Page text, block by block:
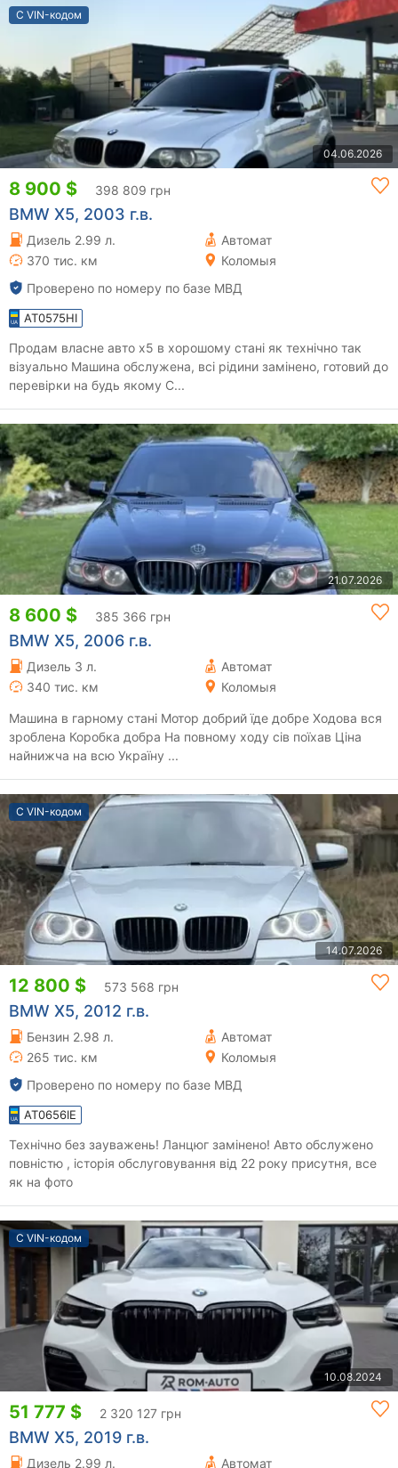
С VIN-кодом
04.06.2026
8 900 $ 398 809 грн
BMW X5, 2003 г.в.
Дизель 2.99 л.
Автомат
370 тис. км
Коломыя
Проверено по номеру по базе МВД
AT0575HI
Продам власне авто х5 в хорошому стані як технічно так
візуально Машина обслужена, всі рідини замінено, готовий до
перевірки на будь якому С...
21.07.2026
8 600 $ 385 366 грн
BMW X5, 2006 г.в.
Дизель 3 л.
Автомат
340 тис. км
Коломыя
Машина в гарному стані Мотор добрий їде добре Ходова вся
зроблена Коробка добра На повному ходу сів поїхав Ціна
найнижча на всю Україну ...
С VIN-кодом
14.07.2026
12 800 $ 573 568 грн
BMW X5, 2012 г.в.
Бензин 2.98 л.
Автомат
265 тис. км
Коломыя
Проверено по номеру по базе МВД
AT0656IE
Технічно без зауважень! Ланцюг замінено! Авто обслужено
повністю , історія обслуговування від 22 року присутня, все
як на фото
С VIN-кодом
10.08.2024
51 777 $ 2 320 127 грн
BMW X5, 2019 г.в.
Дизель 2.99 л. Автомат